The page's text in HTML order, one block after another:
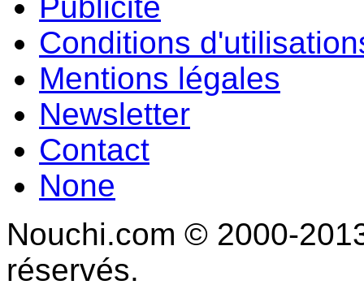
Publicité
Conditions
Mentions légales
Newsletter
Contact
None
Nouchi.com © 2000-
réservés.